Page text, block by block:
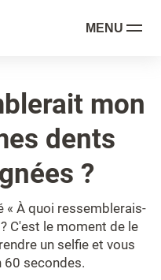
MENU
mon
dents
?
« À quoi ressemblerais-
C'est le moment de le
un selfie et vous
60 secondes.